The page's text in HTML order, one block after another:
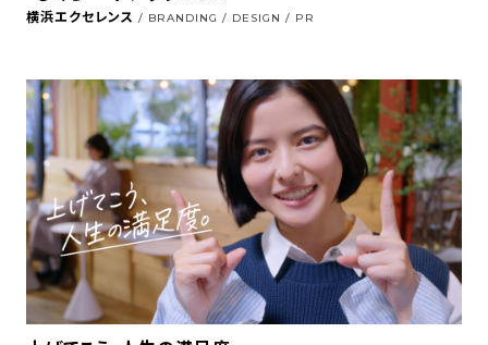
横浜エクセレンス / BRANDING / DESIGN / PR